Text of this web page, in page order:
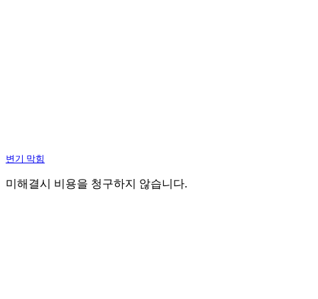
변기 막힘
미해결시 비용을 청구하지 않습니다.